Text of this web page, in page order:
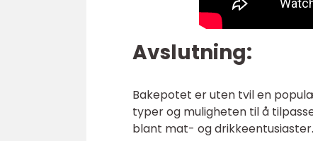
Avslutning:
Bakepotet er uten tvil en
typer og muligheten til å
blant mat- og